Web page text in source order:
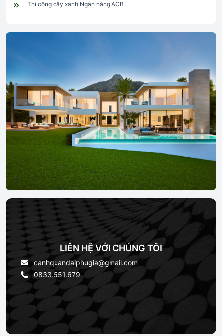
Thi công cây xanh Ngân hàng ACB
LIÊN HỆ VỚI CHÚNG TÔI
canhquandaiphugia@gmail.com
0833.551.679